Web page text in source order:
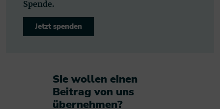
Spende.
Jetzt spenden
Sie wollen einen
Beitrag von uns
übernehmen?​